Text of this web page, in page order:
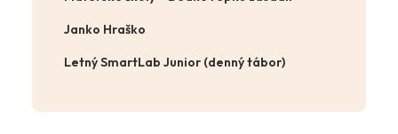
Janko Hraško
Letný SmartLab Junior (denný tábor)